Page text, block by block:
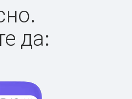
да: